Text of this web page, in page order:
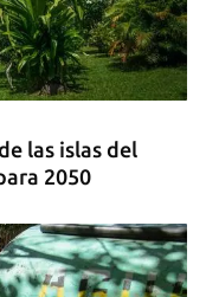
las islas del
2050